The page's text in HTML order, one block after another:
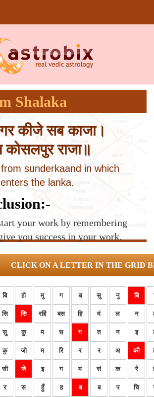
Shalaka
कीजे सब काजा।
कोसलपुर राजा॥
sunderkaand in which
the lanka.
your work by remembering
you success in your work.
CLICK ON A LETTER IN THE GRID
बि हो मु ग ब सु नु बि
सि सि रहिं बस हि मं ल न
सु कु म स ग त न इ
कु जो म रि र र अ की
सी जे इ ग म सं क रे
र स हुँ ह ब ब प चि